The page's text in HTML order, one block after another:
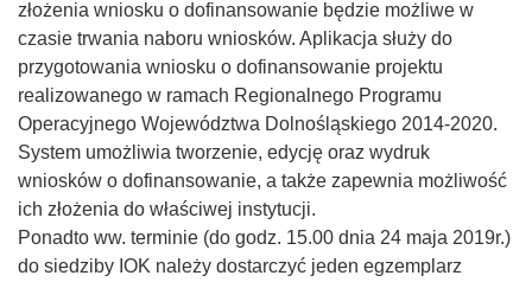
złożenia wniosku o dofinansowanie będzie możliwe w
czasie trwania naboru wniosków. Aplikacja służy do
przygotowania wniosku o dofinansowanie projektu
realizowanego w ramach Regionalnego Programu
Operacyjnego Województwa Dolnośląskiego 2014-2020.
System umożliwia tworzenie, edycję oraz wydruk
wniosków o dofinansowanie, a także zapewnia możliwość
ich złożenia do właściwej instytucji.
Ponadto ww. terminie (do godz. 15.00 dnia 24 maja 2019r.)
do siedziby IOK należy dostarczyć jeden egzemplarz